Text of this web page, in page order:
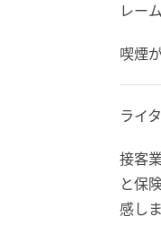
レー
喫煙
ライ
接客
と保
感し